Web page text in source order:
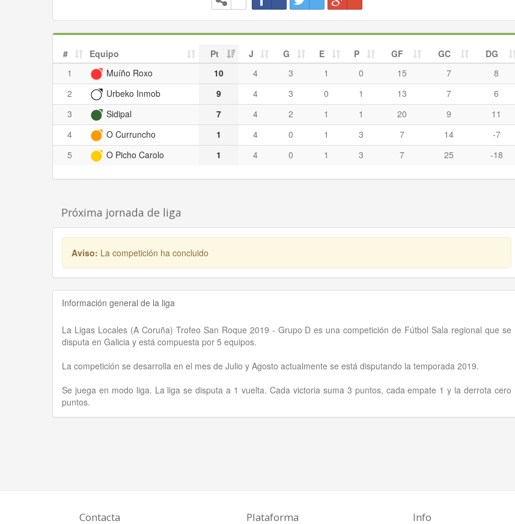
# Equipo Pt J G E P GF GC
DG
1
Muíño Roxo 10 4 3 1 0 15 7
8
2
Urbeko Inmob 9 4 3 0 1 13 7
6
3
Sidipal 7 4 2 1 1 20 9
11
4
O Curruncho 1 4 0 1 3 7 14
-7
5
O Picho Carolo 1 4 0 1 3 7 25 -18
Próxima jornada de liga
Aviso: La competición ha concluido
Información general de la liga
La Ligas Locales (A Coruña) Trofeo San Roque 2019 - Grupo D es una competición de Fútbol Sala regional que se
disputa en Galicia y está compuesta por 5 equipos.
La competición se desarrolla en el mes de Julio y Agosto actualmente se está disputando la temporada 2019.
Se juega en modo liga. La liga se disputa a 1 vuelta. Cada victoria suma 3 puntos, cada empate 1 y la derrota cero
puntos.
Contacta Plataforma Info